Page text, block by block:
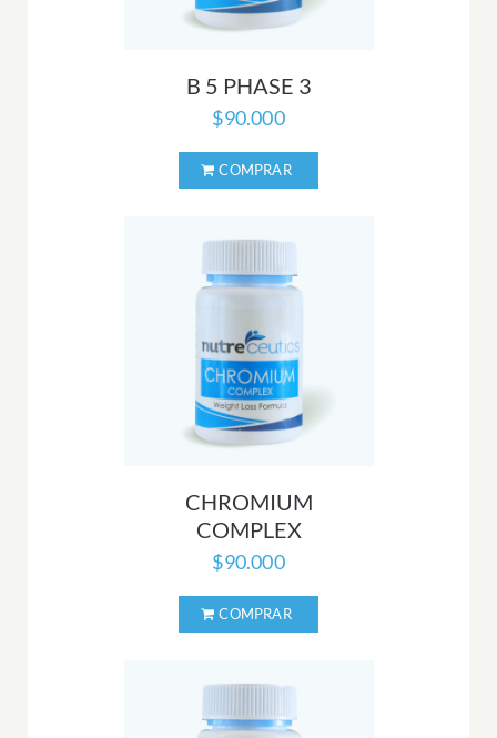
B 5 PHASE 3
$90.000
CHROMIUM
COMPLEX
$90.000